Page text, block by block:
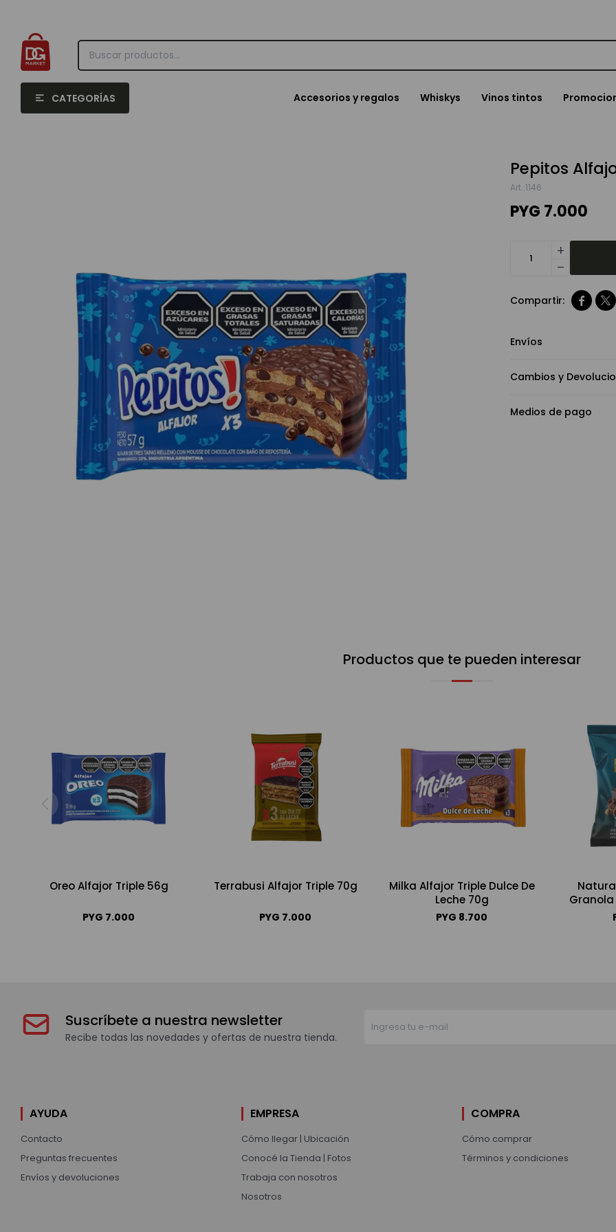
CATEGORÍAS Accesorios y regalos Whiskys Vinos tintos
Pepitos
1146
PYG 7.000
add
remove
 
Envíos
Cambios y
Medios de pago
Productos que te pueden interesar
Oreo Alfajor Triple 56g
PYG 7.000
Terrabusi Alfajor Triple 70g
PYG 7.000
Milka Alfajor Triple Dulce De
Leche 70g
PYG 8.700
Suscríbete a nuestra newsletter
Recibe todas las novedades y ofertas de nuestra tienda.
AYUDA
Contacto
Preguntas frecuentes
Envíos y devoluciones
EMPRESA
Cómo llegar | Ubicación
Conocé la Tienda | Fotos
Trabaja con nosotros
Nosotros
COMPRA
Cómo comprar
Términos y condiciones